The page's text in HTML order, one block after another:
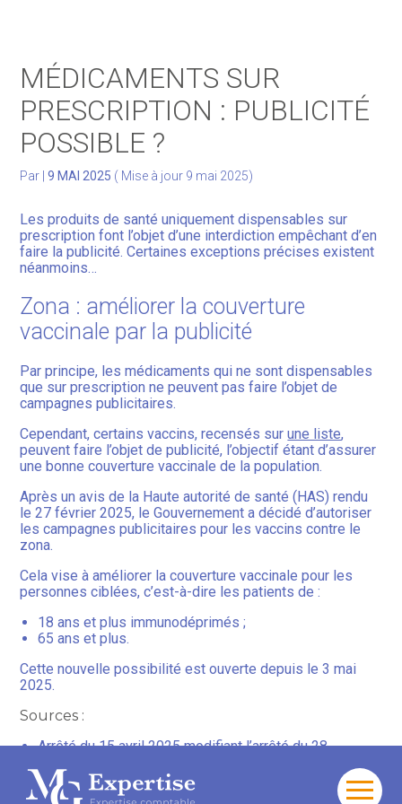
Aller
Gérer votre patrimoine
Facturation Électronique
MÉDICAMENTS SUR
PRESCRIPTION : PUBLICITÉ
POSSIBLE ?
Par |9 MAI 2025 ( Mise à jour 9 mai 2025)
Les produits de santé uniquement dispensables sur
prescription font l’objet d’une interdiction empêchant d’en
faire la publicité. Certaines exceptions précises existent
néanmoins…
Zona : améliorer la couverture
vaccinale par la publicité
Par principe, les médicaments qui ne sont dispensables
que sur prescription ne peuvent pas faire l’objet de
campagnes publicitaires.
Cependant, certains vaccins, recensés surune liste,
peuvent faire l’objet de publicité, l’objectif étant d’assurer
une bonne couverture vaccinale de la population.
Après un avis de la Haute autorité de santé (HAS) rendu
le 27 février 2025, le Gouvernement a décidé d’autoriser
les campagnes publicitaires pour les vaccins contre le
zona.
Cela vise à améliorer la couverture vaccinale pour les
personnes ciblées, c’est-à-dire les patients de :
18 ans et plus immunodéprimés ;
65 ans et plus.
Cette nouvelle possibilité est ouverte depuis le 3 mai
2025.
Sources :
Arrêté du 15 avril 2025 modifiant l’arrêté du 28
mentionnée à l’article L. 5122-6 du code de la santé
publique